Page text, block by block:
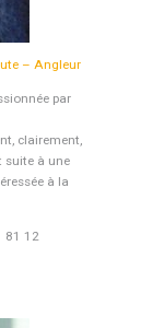
– Angleur
par
clairement,
suite à une
à la
81 12